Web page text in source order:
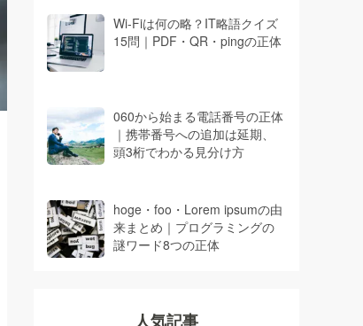
Wi-Fiは何の略？IT略語クイズ
15問｜PDF・QR・pingの正体
060から始まる電話番号の正体
｜携帯番号への追加は延期、
頭3桁でわかる見分け方
hoge・foo・Lorem ipsumの由
来まとめ｜プログラミングの
謎ワード8つの正体
人気記事